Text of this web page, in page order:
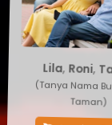
Lila, Roni,
(Tanya Nama
Taman)